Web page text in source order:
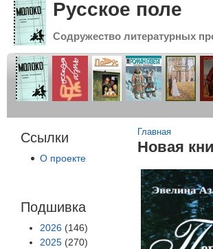
Русское поле
Содружество литературных
Ссылки
О проекте
Подшивка
2026 (146)
2025 (270)
Вы здесь
Главная
Новая